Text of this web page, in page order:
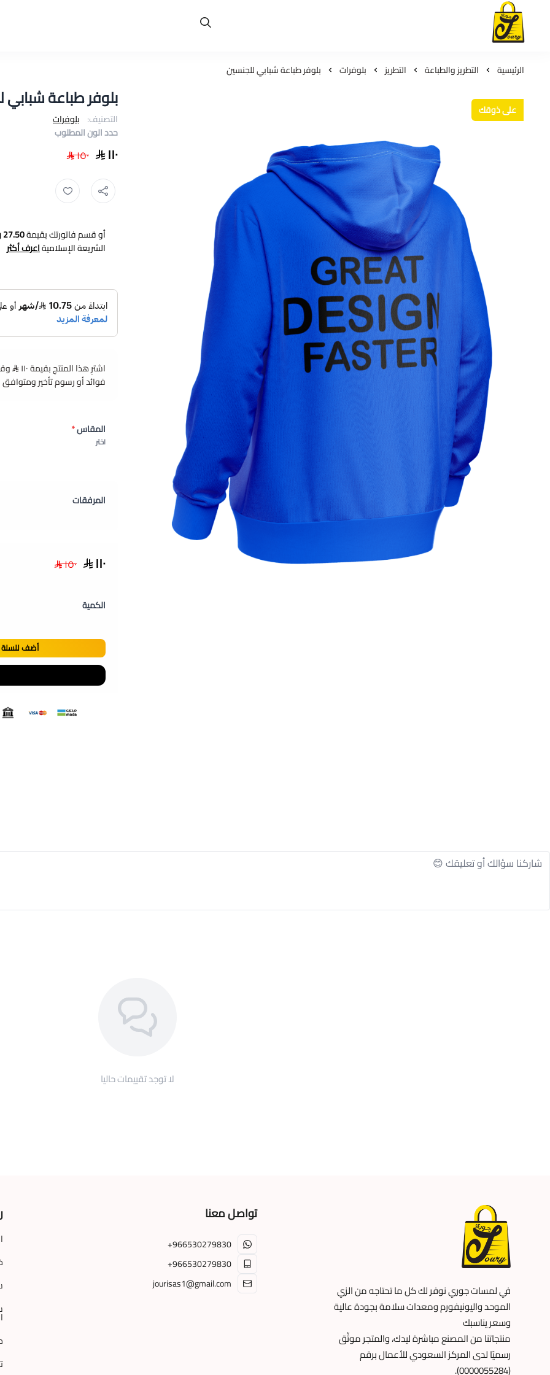
لمسات جوري
الرئيسية التطريز والطباعة التطريز بلوفرات بلوفر طباعة شبابي للجنسين
على ذوقك بلوفر طباعة شبابي
التصنيف: بلوفرات
حدد الون المطلوب
١١٠ ١٥٠
أو قسم فاتورتك بقيمة27.50 ر.س
الشريعة الإسلاميةاعرف أكثر
اشترِ هذا المنتج بقيمة ١١٠
فوائد أو رسوم تأخير
المقاس*
اختر
المرفقات
الكمية
١١٠ ١٥٠
أضف للسلة
لا توجد تقييمات حاليا
في لمسات جوري نوفر لك كل ما تحتاجه من الزي
الموحد واليونيفورم ومعدات سلامة بجودة عالية
وسعر يناسبك
منتجاتنا من المصنع مباشرة ليدك، والمتجر موثّق
رسميًا لدى المركز السعودي للأعمال برقم
(0000055284).
تواصل معنا
+966530279830
+966530279830
jourisas1@gmail.com